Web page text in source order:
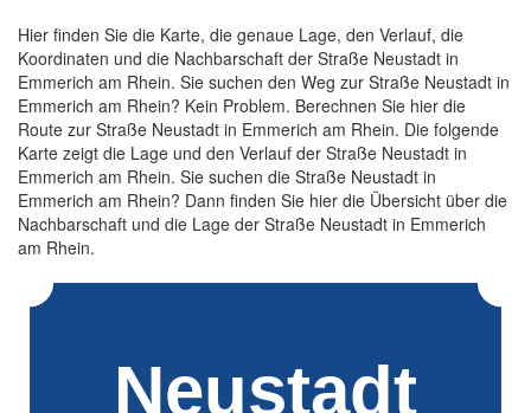
Hier finden Sie die Karte, die genaue Lage, den Verlauf, die
Koordinaten und die Nachbarschaft der Straße Neustadt in
Emmerich am Rhein. Sie suchen den Weg zur Straße Neustadt in
Emmerich am Rhein? Kein Problem. Berechnen Sie hier die
Route zur Straße Neustadt in Emmerich am Rhein. Die folgende
Karte zeigt die Lage und den Verlauf der Straße Neustadt in
Emmerich am Rhein. Sie suchen die Straße Neustadt in
Emmerich am Rhein? Dann finden Sie hier die Übersicht über die
Nachbarschaft und die Lage der Straße Neustadt in Emmerich
am Rhein.